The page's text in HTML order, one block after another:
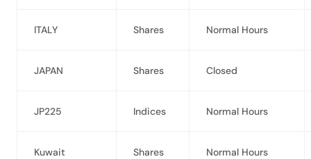
ITALY Shares Normal Hours
JAPAN Shares Closed
JP225 Indices Normal Hours
Kuwait Shares Normal Hours